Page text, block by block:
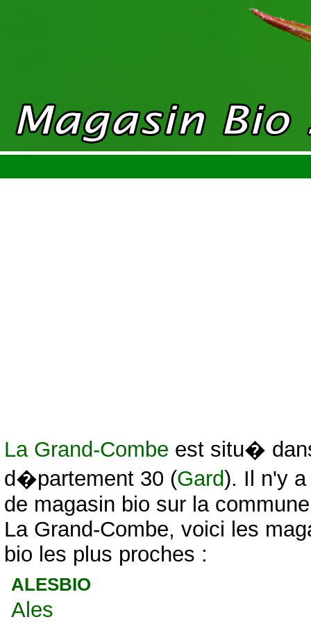
La Grand-Combe est situ�
d�partement 30 (Gard). Il n'y
de magasin bio sur la
La Grand-Combe, voici les
bio les plus proches :
ALESBIO
Ales